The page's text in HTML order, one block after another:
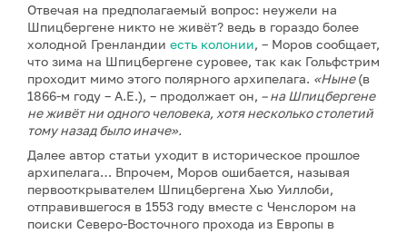
Отвечая на предполагаемый вопрос: неужели на
Шпицбергене никто не живёт? ведь в гораздо более
холодной Гренландии есть колонии, – Моров сообщает,
что зима на Шпицбергене суровее, так как Гольфстрим
проходит мимо этого полярного архипелага. «Ныне(в
1866-м году – А.Е.), – продолжает он, – на Шпицбергене
не живёт ни одного человека, хотя несколько столетий
тому назад было иначе».
Далее автор статьи уходит в историческое прошлое
архипелага… Впрочем, Моров ошибается, называя
первооткрывателем Шпицбергена Хью Уиллоби,
отправившегося в 1553 году вместе с Ченслором на
поиски Северо-Восточного прохода из Европы в